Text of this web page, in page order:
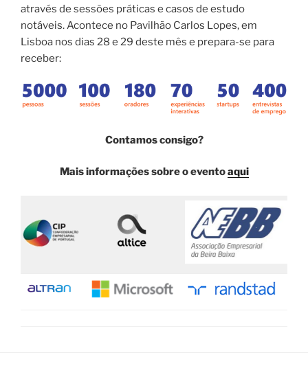
através de sessões práticas e casos de estudo
notáveis. Acontece no Pavilhão Carlos Lopes, em
Lisboa nos dias 28 e 29 deste mês e prepara-se para
receber:
Contamos consigo?
Mais informações sobre o eventoaqui